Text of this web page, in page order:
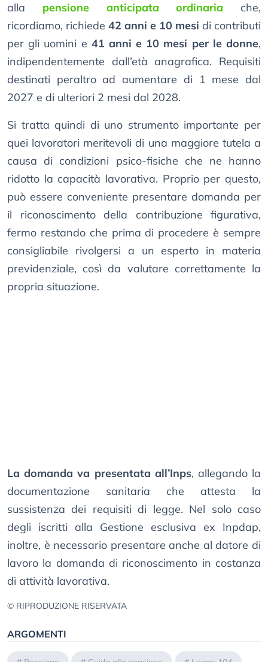
alla pensione anticipata ordinaria che,
ricordiamo, richiede 42 anni e 10 mesi di contributi
per gli uomini e 41 anni e 10 mesi per le donne,
indipendentemente dall’età anagrafica. Requisiti
destinati peraltro ad aumentare di 1 mese dal
2027 e di ulteriori 2 mesi dal 2028.
Si tratta quindi di uno strumento importante per
quei lavoratori meritevoli di una maggiore tutela a
causa di condizioni psico-fisiche che ne hanno
ridotto la capacità lavorativa. Proprio per questo,
può essere conveniente presentare domanda per
il riconoscimento della contribuzione figurativa,
fermo restando che prima di procedere è sempre
consigliabile rivolgersi a un esperto in materia
previdenziale, così da valutare correttamente la
propria situazione.
La domanda va presentata all’Inps, allegando la
documentazione sanitaria che attesta la
sussistenza dei requisiti di legge. Nel solo caso
degli iscritti alla Gestione esclusiva ex Inpdap,
inoltre, è necessario presentare anche al datore di
lavoro la domanda di riconoscimento in costanza
di attività lavorativa.
© RIPRODUZIONE RISERVATA
ARGOMENTI